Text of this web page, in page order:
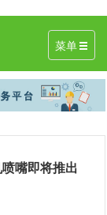
菜单
嘴即将推出